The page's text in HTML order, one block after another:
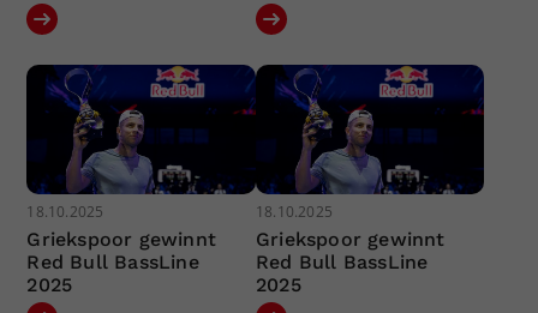
18.10.2025
Griekspoor gewinnt
Red Bull BassLine
2025
18.10.2025
Griekspoor gewinnt
Red Bull BassLine
2025